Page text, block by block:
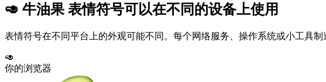
🥑 牛油果 表情符号可以在不同的设备上使用
表情符号在不同平台上的外观可能不同。每个网络服务、操作系统或小工具
🥑
你的浏览器